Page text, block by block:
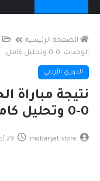
الصفحة الرئيسية
الوحدات: 0-0 وتحليل كامل
الدوري الأردني
نتيجة مباراة
0-0 وتحليل كامل
mobaryat.store